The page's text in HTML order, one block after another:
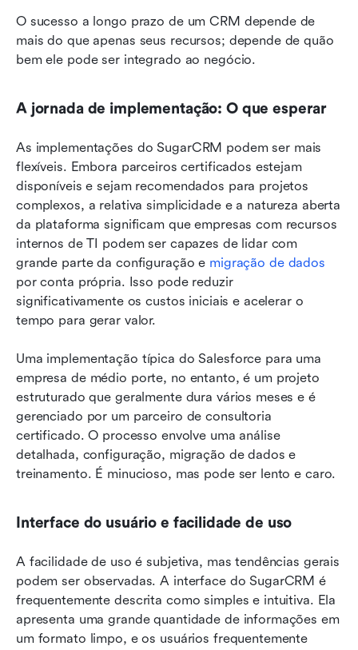
O sucesso a longo prazo de um CRM depende de
mais do que apenas seus recursos; depende de quão
bem ele pode ser integrado ao negócio.
A jornada de implementação: O que esperar
As implementações do SugarCRM podem ser mais
flexíveis. Embora parceiros certificados estejam
disponíveis e sejam recomendados para projetos
complexos, a relativa simplicidade e a natureza aberta
da plataforma significam que empresas com recursos
internos de TI podem ser capazes de lidar com
grande parte da configuração e migração de dados
por conta própria. Isso pode reduzir
significativamente os custos iniciais e acelerar o
tempo para gerar valor.
Uma implementação típica do Salesforce para uma
empresa de médio porte, no entanto, é um projeto
estruturado que geralmente dura vários meses e é
gerenciado por um parceiro de consultoria
certificado. O processo envolve uma análise
detalhada, configuração, migração de dados e
treinamento. É minucioso, mas pode ser lento e caro.
Interface do usuário e facilidade de uso
A facilidade de uso é subjetiva, mas tendências gerais
podem ser observadas. A interface do SugarCRM é
frequentemente descrita como simples e intuitiva. Ela
apresenta uma grande quantidade de informações em
um formato limpo, e os usuários frequentemente